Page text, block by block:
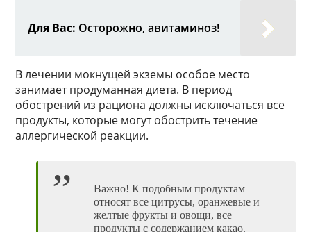
Для Вас: Осторожно, авитаминоз!
В лечении мокнущей экземы особое место
занимает продуманная диета. В период
обострений из рациона должны исключаться все
продукты, которые могут обострить течение
аллергической реакции.
Важно! К подобным продуктам
относят все цитрусы, оранжевые и
желтые фрукты и овощи, все
продукты с содержанием какао.